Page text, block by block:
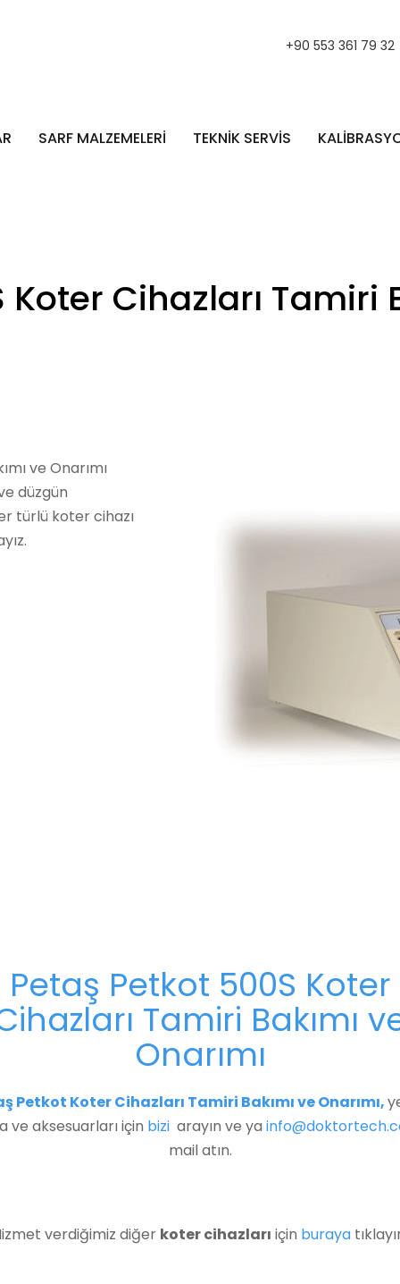
+90 553 361 79 32
SARF MALZEMELERİ TEKNİK SERVİS
Cihazları Tamiri
ve Onarımı
düzgün
türlü koter cihazı
Petaş Petkot 500S Koter
Tamiri Bakımı
Onarımı
Petkot​ Koter Cihazları Tamiri Bakımı ve Onarımı,
ve aksesuarları için bizi arayın ve ya
mail atın.
verdiğimiz diğer koter cihazları için buraya